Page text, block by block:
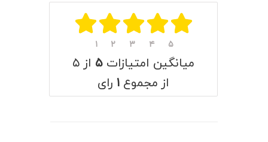
۱ ۲ ۳ ۴ ۵
میانگین امتیازات ۵ از ۵
از مجموع ۱ رای